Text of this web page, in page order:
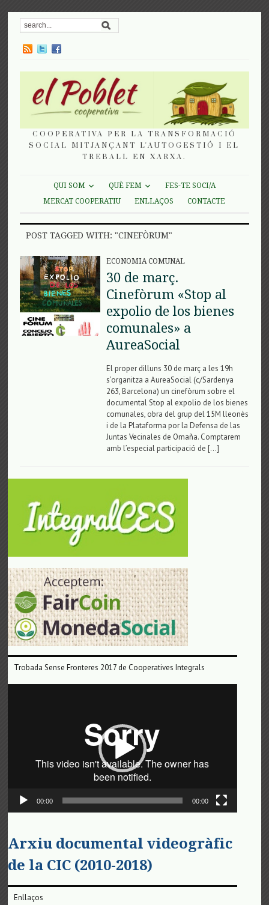
COOPERATIVA PER LA TRANSFORMACIÓ
SOCIAL MITJANÇANT L'AUTOGESTIÓ I EL
TREBALL EN XARXA.
QUI SOM QUÈ FEM
FES-TE SOCI/A
MERCAT COOPERATIU
ENLLAÇOS CONTACTE
POST TAGGED WITH: "CINEFÒRUM"
ECONOMIA COMUNAL
30 de març.
Cinefòrum «Stop al
expolio de los bienes
comunales» a
AureaSocial
El proper dilluns 30 de març a les 19h
s’organitza a AureaSocial (c/Sardenya
263, Barcelona) un cinefòrum sobre el
documental Stop al expolio de los bienes
comunales, obra del grup del 15M lleonès
i de la Plataforma por la Defensa de las
Juntas Vecinales de Omaña. Comptarem
amb l’especial participació de […]
Trobada Sense Fronteres 2017 de Cooperatives Integrals
00:00 00:00
Arxiu documental videogràfic
de la CIC (2010-2018)
Enllaços